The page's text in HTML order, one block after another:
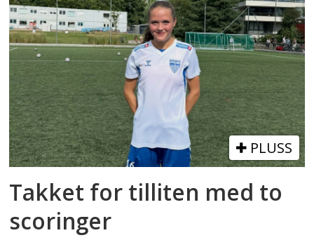
PLUSS
Takket for tilliten med to
scoringer